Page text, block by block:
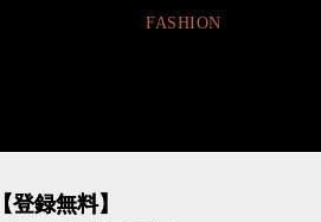
【登録無料】